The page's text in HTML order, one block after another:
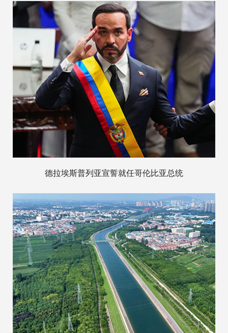
德拉埃斯普列亚宣誓就任哥伦比亚总统